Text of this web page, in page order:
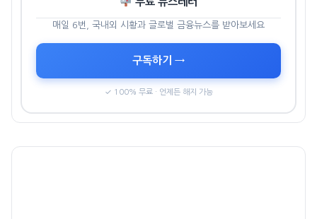
매일 6번, 국내외 시황과 글로벌 금융뉴스를 받아보세요
구독하기 →
✓ 100% 무료 · 언제든 해지 가능